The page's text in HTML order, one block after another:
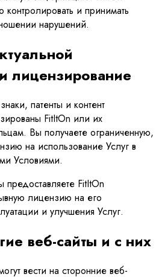
контролировать и принимать
нарушений.
лицензирование
патенты и контент
FitItOn или их
Вы получаете ограниченную,
на использование Услуг в
Условиями.
предоставляете FitItOn
лицензию на его
и улучшения Услуг.
веб-сайты и с них
вести на сторонние веб-